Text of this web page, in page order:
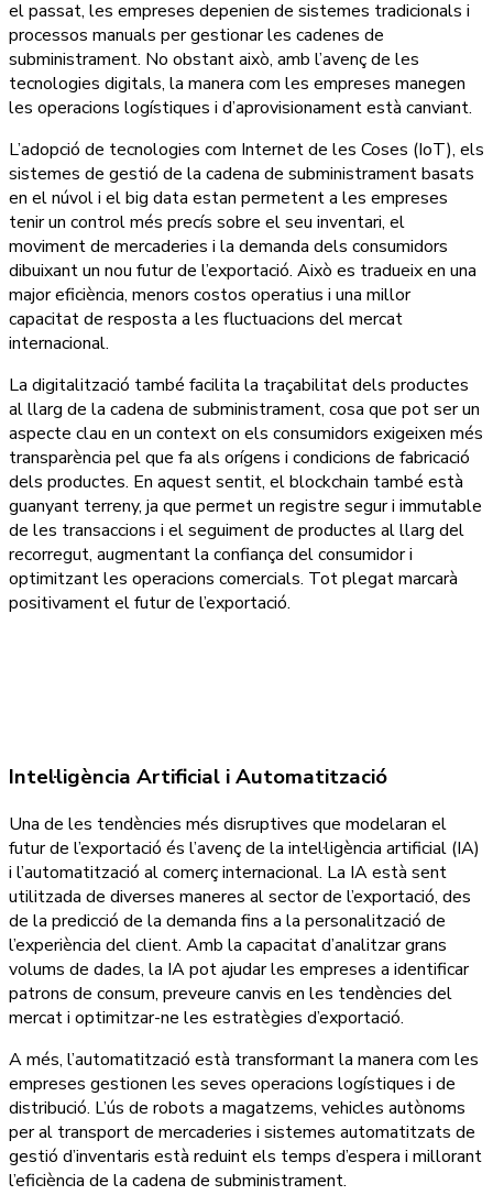
el passat, les empreses depenien de sistemes tradicionals i
processos manuals per gestionar les cadenes de
subministrament. No obstant això, amb l’avenç de les
tecnologies digitals, la manera com les empreses manegen
les operacions logístiques i d’aprovisionament està canviant.
L’adopció de tecnologies com Internet de les Coses (IoT), els
sistemes de gestió de la cadena de subministrament basats
en el núvol i el big data estan permetent a les empreses
tenir un control més precís sobre el seu inventari, el
moviment de mercaderies i la demanda dels consumidors
dibuixant un nou futur de l’exportació. Això es tradueix en una
major eficiència, menors costos operatius i una millor
capacitat de resposta a les fluctuacions del mercat
internacional.
La digitalització també facilita la traçabilitat dels productes
al llarg de la cadena de subministrament, cosa que pot ser un
aspecte clau en un context on els consumidors exigeixen més
transparència pel que fa als orígens i condicions de fabricació
dels productes. En aquest sentit, el blockchain també està
guanyant terreny, ja que permet un registre segur i immutable
de les transaccions i el seguiment de productes al llarg del
recorregut, augmentant la confiança del consumidor i
optimitzant les operacions comercials. Tot plegat marcarà
positivament el futur de l’exportació.
Intel·ligència Artificial i Automatització
Una de les tendències més disruptives que modelaran el
futur de l’exportació és l’avenç de la intel·ligència artificial (IA)
i l’automatització al comerç internacional. La IA està sent
utilitzada de diverses maneres al sector de l’exportació, des
de la predicció de la demanda fins a la personalització de
l’experiència del client. Amb la capacitat d’analitzar grans
volums de dades, la IA pot ajudar les empreses a identificar
patrons de consum, preveure canvis en les tendències del
mercat i optimitzar-ne les estratègies d’exportació.
A més, l’automatització està transformant la manera com les
empreses gestionen les seves operacions logístiques i de
distribució. L’ús de robots a magatzems, vehicles autònoms
per al transport de mercaderies i sistemes automatitzats de
gestió d’inventaris està reduint els temps d’espera i millorant
l’eficiència de la cadena de subministrament.